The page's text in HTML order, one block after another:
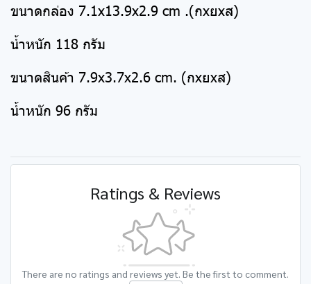
ขนาดกล่อง 7.1x13.9x2.9 cm .(กxยxส)
น้ำหนัก 118 กรัม
ขนาดสินค้า 7.9x3.7x2.6 cm. (กxยxส)
น้ำหนัก 96 กรัม
Ratings & Reviews
There are no ratings and reviews yet. Be the first to comment.